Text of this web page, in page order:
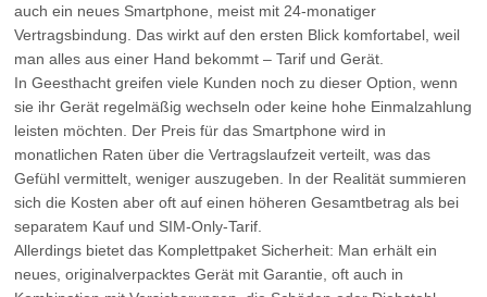
auch ein neues Smartphone, meist mit 24-monatiger
Vertragsbindung. Das wirkt auf den ersten Blick komfortabel, weil
man alles aus einer Hand bekommt – Tarif und Gerät.
In Geesthacht greifen viele Kunden noch zu dieser Option, wenn
sie ihr Gerät regelmäßig wechseln oder keine hohe Einmalzahlung
leisten möchten. Der Preis für das Smartphone wird in
monatlichen Raten über die Vertragslaufzeit verteilt, was das
Gefühl vermittelt, weniger auszugeben. In der Realität summieren
sich die Kosten aber oft auf einen höheren Gesamtbetrag als bei
separatem Kauf und SIM-Only-Tarif.
Allerdings bietet das Komplettpaket Sicherheit: Man erhält ein
neues, originalverpacktes Gerät mit Garantie, oft auch in